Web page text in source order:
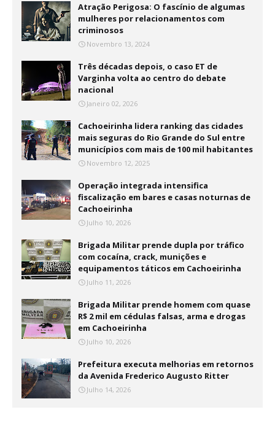
Atração Perigosa: O fascínio de algumas
mulheres por relacionamentos com
criminosos
Novembro 13, 2024
Três décadas depois, o caso ET de
Varginha volta ao centro do debate
nacional
Janeiro 02, 2026
Cachoeirinha lidera ranking das cidades
mais seguras do Rio Grande do Sul entre
municípios com mais de 100 mil habitantes
Novembro 12, 2025
Operação integrada intensifica
fiscalização em bares e casas noturnas de
Cachoeirinha
Julho 10, 2026
Brigada Militar prende dupla por tráfico
com cocaína, crack, munições e
equipamentos táticos em Cachoeirinha
Julho 11, 2026
Brigada Militar prende homem com quase
R$ 2 mil em cédulas falsas, arma e drogas
em Cachoeirinha
Julho 10, 2026
Prefeitura executa melhorias em retornos
da Avenida Frederico Augusto Ritter
Julho 14, 2026